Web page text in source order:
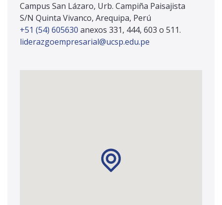
Campus San Lázaro, Urb. Campiña Paisajista
S/N Quinta Vivanco, Arequipa, Perú
+51 (54) 605630 anexos 331, 444, 603 o 511.
liderazgoempresarial@ucsp.edu.pe